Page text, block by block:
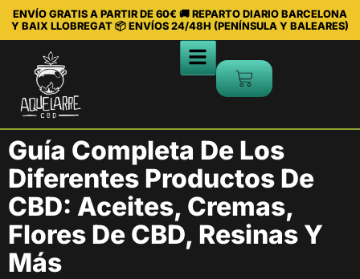
ENVÍO GRATIS A PARTIR DE 60€ 🚚 REPARTO DIARIO BARCELONA
Y BAIX LLOBREGAT 📦 ENVÍOS 24/48H (PENÍNSULA Y BALEARES)
Guía Completa De Los
Diferentes Productos De
CBD: Aceites, Cremas,
Flores De CBD, Resinas Y
Más